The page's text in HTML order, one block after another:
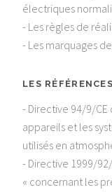
électriques
- Les règles de
- Les marquages
LES
- Directive 94/9/CE
appareils et les
utilisés en
- Directive 1999/
« concernant les